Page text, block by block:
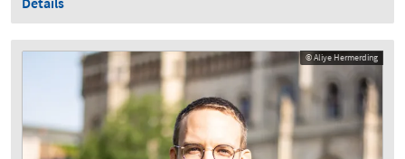
© Aliye Hermerding